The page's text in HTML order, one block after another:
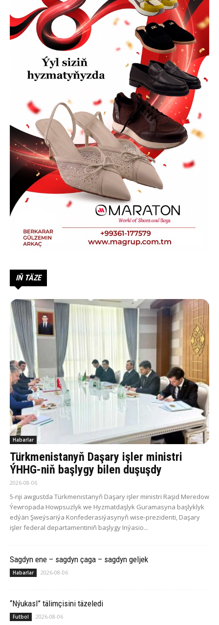
IŇ TÄZE
Habarlar
Türkmenistanyň Daşary işler ministri
ÝHHG-niň başlygy bilen duşuşdy
2026-08-06
5-nji awgustda Türkmenistanyň Daşary işler ministri Raşid Meredow
Ýewropada Howpsuzlyk we Hyzmatdaşlyk Guramasyna başlyklyk
edýän Şweýsariýa Konfederasiýasynyň wise-prezidenti, Daşary
işler federal departamentiniň başlygy Inýasio...
Sagdyn ene – sagdyn çaga – sagdyn geljek
Habarlar 2026-08-06
“Nýukasl” tälimçisini täzeledi
Futbol 2026-08-06